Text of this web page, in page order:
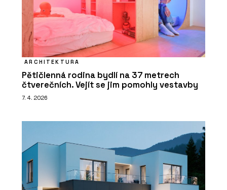
ARCHITEKTURA
Pětičlenná rodina bydlí na 37 metrech
čtverečních. Vejít se jim pomohly vestavby
7. 4. 2026